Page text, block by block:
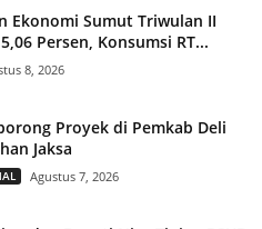
Ekonomi Sumut Triwulan II
Persen, Konsumsi RT...
8, 2026
Proyek di Pemkab Deli
Jaksa
Agustus 7, 2026